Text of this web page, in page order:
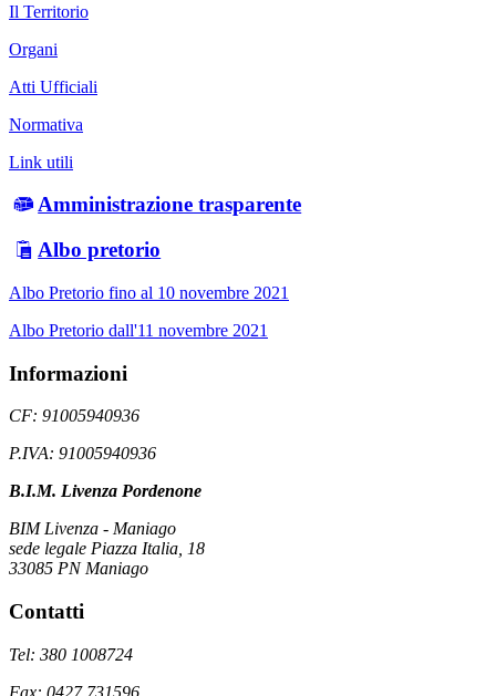
Il Territorio
Organi
Atti Ufficiali
Normativa
Link utili
Amministrazione trasparente
Albo pretorio
Albo Pretorio fino al 10 novembre 2021
Albo Pretorio dall'11 novembre 2021
Informazioni
CF: 91005940936
P.IVA: 91005940936
B.I.M. Livenza Pordenone
BIM Livenza - Maniago
sede legale Piazza Italia, 18
33085 PN Maniago
Contatti
Tel: 380 1008724
Fax: 0427 731596